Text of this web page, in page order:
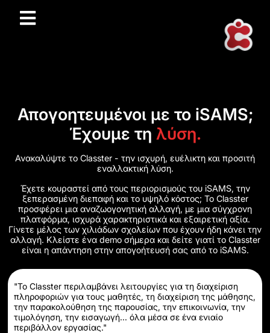
Απογοητευμένοι με το iSAMS;
Έχουμε τη λύση.
Ανακαλύψτε το Classter - την ισχυρή, ευέλικτη και προσιτή
εναλλακτική λύση.
Έχετε κουραστεί από τους περιορισμούς του iSAMS, την
ξεπερασμένη διεπαφή και το υψηλό κόστος; Το Classter
προσφέρει μια αναζωογονητική αλλαγή, με μια σύγχρονη
πλατφόρμα, ισχυρά χαρακτηριστικά και εξαιρετική αξία.
Γίνετε μέλος των χιλιάδων σχολείων που έχουν ήδη κάνει την
αλλαγή. Κλείστε ένα demo σήμερα και δείτε γιατί το Classter
είναι η απάντηση στην απογοήτευσή σας από το iSAMS.
"Το Classter περιλαμβάνει λειτουργίες για τη διαχείριση
πληροφοριών για τους μαθητές, τη διαχείριση της μάθησης,
την παρακολούθηση της παρουσίας, την επικοινωνία, την
τιμολόγηση, την εισαγωγή... όλα μέσα σε ένα ενιαίο
περιβάλλον εργασίας."